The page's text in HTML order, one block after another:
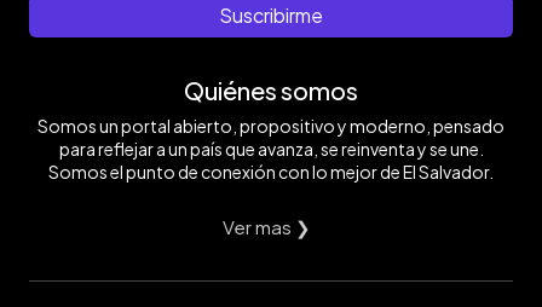
Suscribirme
Quiénes somos
Somos un portal abierto, propositivo y moderno, pensado
para reflejar a un país que avanza, se reinventa y se une.
Somos el punto de conexión con lo mejor de El Salvador.
Ver mas ❯